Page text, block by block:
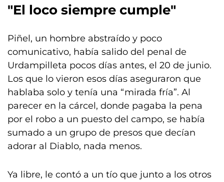
"El loco siempre cumple"
Piñel, un hombre abstraído y poco
comunicativo, había salido del penal de
Urdampilleta pocos días antes, el 20 de junio.
Los que lo vieron esos días aseguraron que
hablaba solo y tenía una “mirada fría”. Al
parecer en la cárcel, donde pagaba la pena
por el robo a un puesto del campo, se había
sumado a un grupo de presos que decían
adorar al Diablo, nada menos.
Ya libre, le contó a un tío que junto a los otros